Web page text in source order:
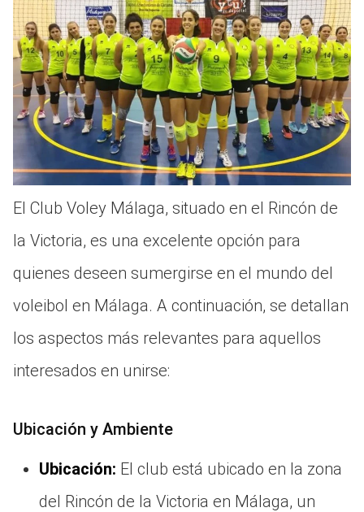
El Club Voley Málaga, situado en el Rincón de
la Victoria, es una excelente opción para
quienes deseen sumergirse en el mundo del
voleibol en Málaga. A continuación, se detallan
los aspectos más relevantes para aquellos
interesados en unirse:
Ubicación y Ambiente
Ubicación: El club está ubicado en la zona
del Rincón de la Victoria en Málaga, un